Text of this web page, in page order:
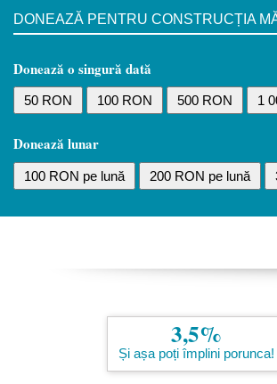
DONEAZĂ PENTRU CONSTRUCȚIA
Donează o singură dată
50 RON 100 RON 500 RON 1
Donează lunar
100 RON pe lună 200 RON pe lună
3,5%
Și așa poți împlini porunca!